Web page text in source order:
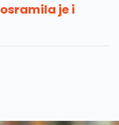
je i